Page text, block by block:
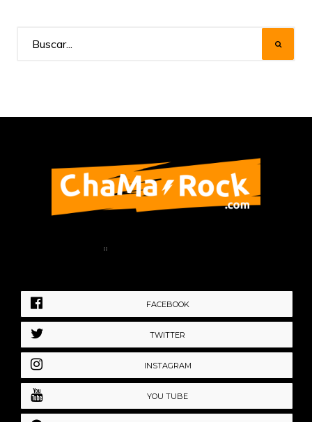
FACEBOOK
TWITTER
INSTAGRAM
YOU TUBE